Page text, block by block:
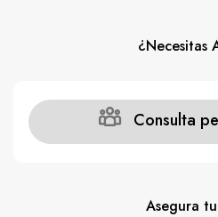
¿Necesitas
Consulta
Asegura